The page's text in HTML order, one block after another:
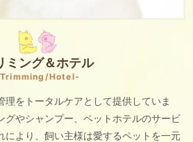
ミング＆ホテル
Hotel-
理をトータルケアとして提供していま
グやシャンプー、ペットホテルのサービ
により、飼い主様は愛するペットを一元